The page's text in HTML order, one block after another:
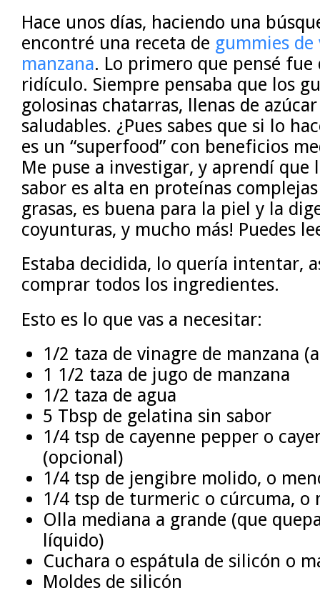
Hace unos días, haciendo una
encontré una receta de gummies de
manzana. Lo primero que pensé fue
ridículo. Siempre pensaba que los
golosinas chatarras, llenas de
saludables. ¿Pues sabes que si lo
es un “superfood” con beneficios
Me puse a investigar, y aprendí que
sabor es alta en proteínas
grasas, es buena para la piel y la
coyunturas, y mucho más! Puedes
Estaba decidida, lo quería intentar,
comprar todos los ingredientes.
Esto es lo que vas a necesitar:
1/2 taza de vinagre de manzana
1 1/2 taza de jugo de manzana
1/2 taza de agua
5 Tbsp de gelatina sin sabor
1/4 tsp de cayenne pepper o
(opcional)
1/4 tsp de jengibre molido, o
1/4 tsp de turmeric o cúrcuma, o
Olla mediana a grande (que
líquido)
Cuchara o espátula de silicón o
Moldes de silicón